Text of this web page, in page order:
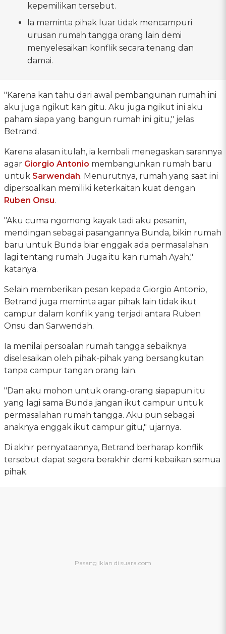
kepemilikan tersebut.
Ia meminta pihak luar tidak mencampuri
urusan rumah tangga orang lain demi
menyelesaikan konflik secara tenang dan
damai.
"Karena kan tahu dari awal pembangunan rumah ini
aku juga ngikut kan gitu. Aku juga ngikut ini aku
paham siapa yang bangun rumah ini gitu," jelas
Betrand.
Karena alasan itulah, ia kembali menegaskan sarannya
agar Giorgio Antonio membangunkan rumah baru
untuk Sarwendah. Menurutnya, rumah yang saat ini
dipersoalkan memiliki keterkaitan kuat dengan
Ruben Onsu.
"Aku cuma ngomong kayak tadi aku pesanin,
mendingan sebagai pasangannya Bunda, bikin rumah
baru untuk Bunda biar enggak ada permasalahan
lagi tentang rumah. Juga itu kan rumah Ayah,"
katanya.
Selain memberikan pesan kepada Giorgio Antonio,
Betrand juga meminta agar pihak lain tidak ikut
campur dalam konflik yang terjadi antara Ruben
Onsu dan Sarwendah.
Ia menilai persoalan rumah tangga sebaiknya
diselesaikan oleh pihak-pihak yang bersangkutan
tanpa campur tangan orang lain.
"Dan aku mohon untuk orang-orang siapapun itu
yang lagi sama Bunda jangan ikut campur untuk
permasalahan rumah tangga. Aku pun sebagai
anaknya enggak ikut campur gitu," ujarnya.
Di akhir pernyataannya, Betrand berharap konflik
tersebut dapat segera berakhir demi kebaikan semua
pihak.